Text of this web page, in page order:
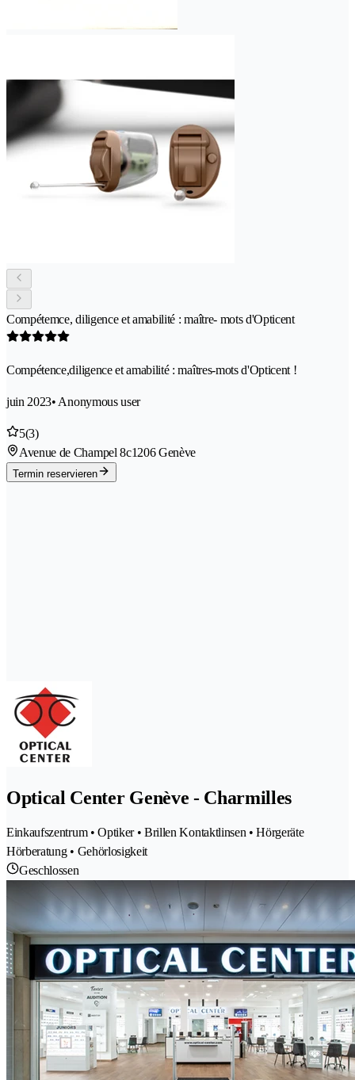
Compétemce, diligence et amabilité : maître- mots d'Opticent
Compétence,diligence et amabilité : maîtres-mots d'Opticent !
juin 2023• Anonymous user
5(3)
Avenue de Champel 8c1206 Genève
Termin reservieren
Optical Center Genève - Charmilles
Einkaufszentrum • Optiker • Brillen Kontaktlinsen • Hörgeräte
Hörberatung • Gehörlosigkeit
Geschlossen